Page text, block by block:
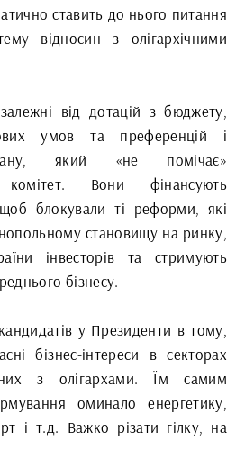
ставить до нього питання
відносин з олігархічними
залежні від дотацій з бюджету,
умов та преференцій і
який «не помічає»
комітет. Вони фінансують
блокували ті реформи, які
становищу на ринку,
інвесторів та стримують
бізнесу.
у Президенти в тому,
бізнес-інтереси в секторах
з олігархами. Їм самим
оминало енергетику,
і т.д. Важко різати гілку, на